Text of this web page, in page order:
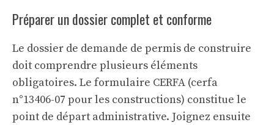
Préparer un dossier complet et conforme
Le dossier de demande de permis de construire
doit comprendre plusieurs éléments
obligatoires. Le formulaire CERFA (cerfa
n°13406-07 pour les constructions) constitue le
point de départ administrative. Joignez ensuite